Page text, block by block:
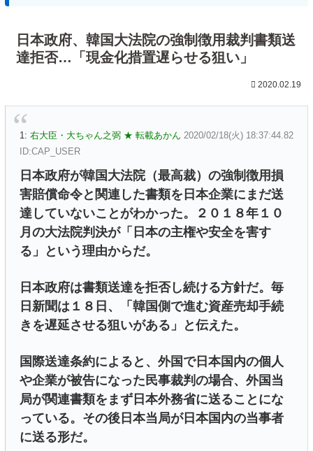
日本政府、韓国大法院の強制徴用裁判書類送
達拒否…「現金化措置遅らせる狙い」
2020.02.19
1: 右大臣・大ちゃん之弼 ★ 転載あかん 2020/02/18(火) 18:37:44.82
ID:CAP_USER
日本政府が韓国大法院（最高裁）の強制徴用損
害賠償命令と関連した書類を日本企業にまだ送
達していないことがわかった。２０１８年１０
月の大法院判決が「日本の主権や安全を害す
る」という理由からだ。
日本政府は書類送達を拒否し続ける方針だ。毎
日新聞は１８日、「韓国側で進む資産売却手続
きを遅延させる狙いがある」と伝えた。
国際送達条約によると、外国で日本国内の個人
や企業が被告になった民事裁判の場合、外国当
局が関連書類をまず日本外務省に送ることにな
っている。その後日本当局が日本国内の当事者
に送る形だ。